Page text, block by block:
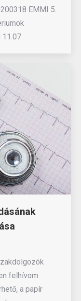
EMMI 5.
11.07
felhívom
a papír